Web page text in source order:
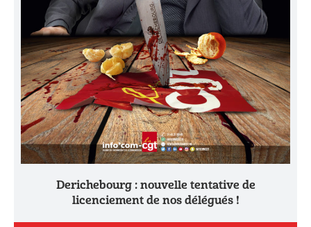
Derichebourg : nouvelle tentative de
licenciement de nos délégués !